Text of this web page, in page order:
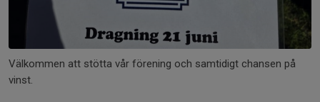
Välkommen att stötta vår förening och samtidigt chansen på
vinst.